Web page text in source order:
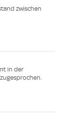
zwischen
in der